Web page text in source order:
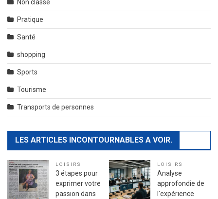
Non classé
Pratique
Santé
shopping
Sports
Tourisme
Transports de personnes
LES ARTICLES INCONTOURNABLES A VOIR.
LOISIRS
3 étapes pour
exprimer votre
passion dans
LOISIRS
Analyse
approfondie de
l’expérience